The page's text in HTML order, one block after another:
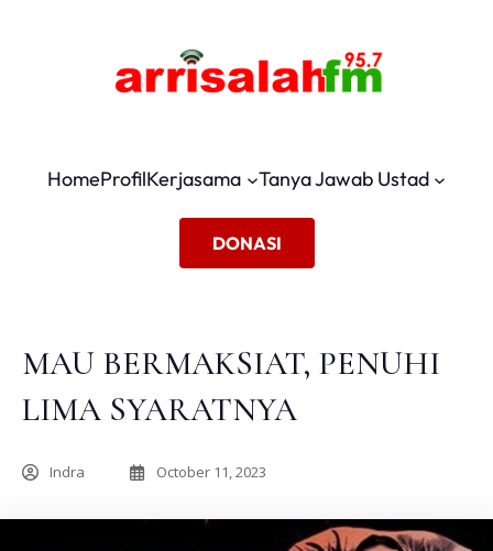
HomeProfilKerjasama Tanya Jawab Ustad
DONASI
MAU BERMAKSIAT, PENUHI
LIMA SYARATNYA
Indra October 11, 2023